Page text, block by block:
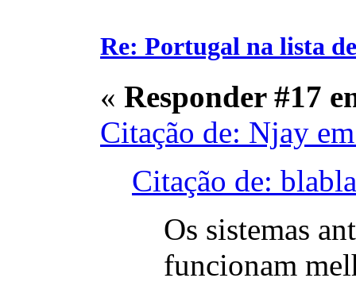
Re: Portugal na lista
« Responder #17
Citação de: Njay
Citação de:
Os sistemas
funcionam